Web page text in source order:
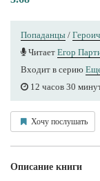
Попаданцы /
Читает Егор
Входит в серию
12 часов 30
Хочу послушать
Описание книги